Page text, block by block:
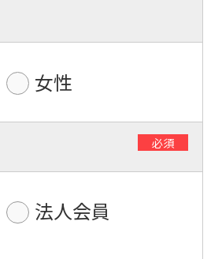
女性
必須
法人会員
For
foreigners
Sports